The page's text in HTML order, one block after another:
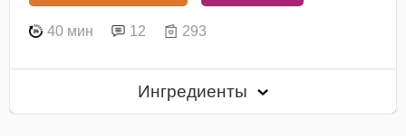
40 мин 12 293
Ингредиенты